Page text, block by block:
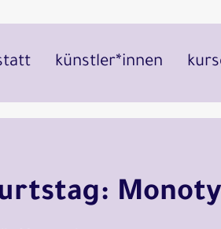
künstler*innen